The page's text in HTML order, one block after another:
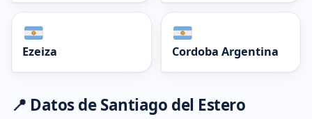
Ezeiza Cordoba Argentina
📍 Datos de Santiago del Estero